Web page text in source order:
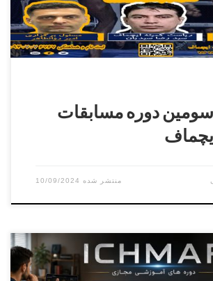
دوره مسابقات
10/09/2024